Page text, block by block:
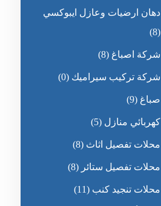
دهان ارضيات وعازل ايبوكسي
(8)
شركة اصباغ (8)
شركة تركيب سيراميك (0)
صباغ (9)
كهربائي منازل (5)
محلات تفصيل اثاث (8)
محلات تفصيل ستائر (8)
محلات تنجيد كنب (11)